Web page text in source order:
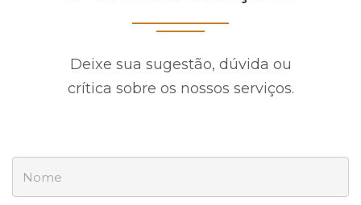
Deixe sua sugestão, dúvida ou
crítica sobre os nossos serviços.